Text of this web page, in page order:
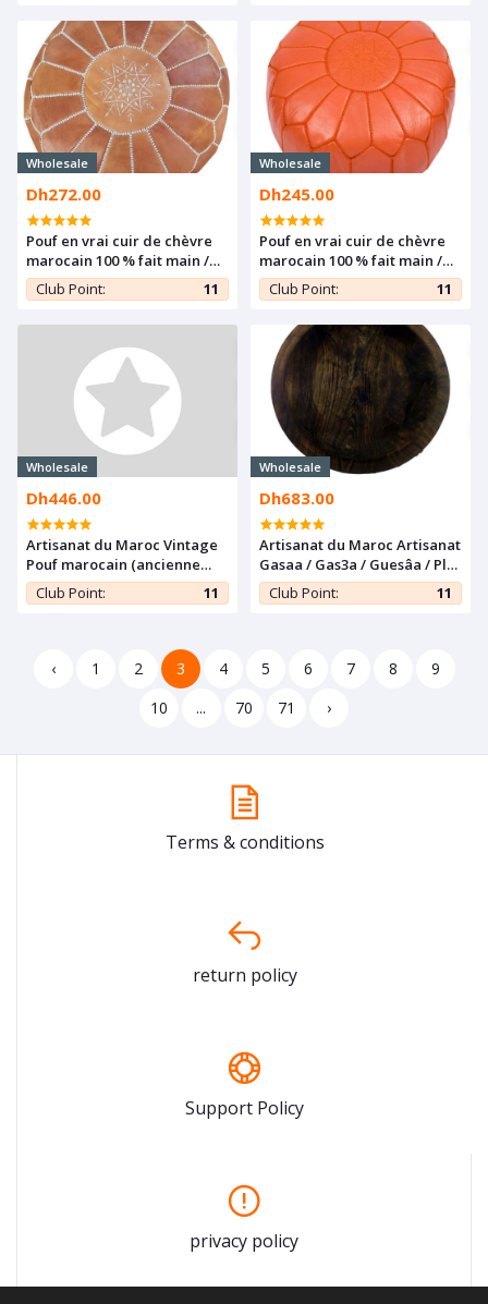
Wholesale
Dh272.00
Pouf en vrai cuir de chèvre
marocain 100 % fait main /
Region : Marrakech
Club Point: 11
Wholesale
Dh245.00
Pouf en vrai cuir de chèvre
marocain 100 % fait main /
Region : Marrakech
Club Point: 11
Wholesale
Dh446.00
Artisanat du Maroc Vintage
Pouf marocain (ancienne
tapis)
Club Point: 11
Wholesale
Dh683.00
Artisanat du Maroc Artisanat
Gasaa / Gas3a / Guesâa / Plat
à couscous en Bois de noyer
Club Point: 11
‹ 1 2 3 4 5 6 7 8
9
10
... 70 71 ›
Terms & conditions
return policy
Support Policy
privacy policy